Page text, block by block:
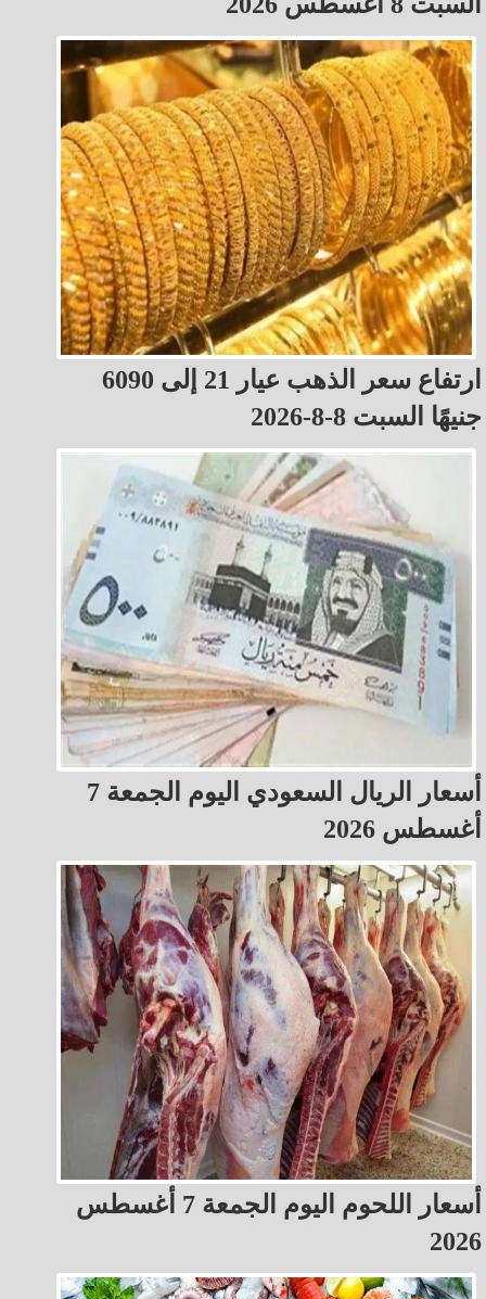
ارتفاع سعر الذهب عيار 21 إلى 6090
جنيهًا السبت 8-8-2026
أسعار الريال السعودي اليوم الجمعة 7
أغسطس 2026
أسعار اللحوم اليوم الجمعة 7 أغسطس
2026